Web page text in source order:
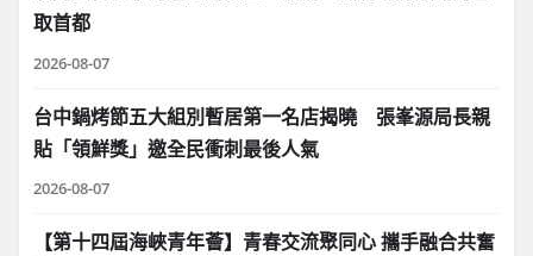
取首都
2026-08-07
台中鍋烤節五大組別暫居第一名店揭曉 張峯源局長親
貼「領鮮獎」邀全民衝刺最後人氣
2026-08-07
【第十四屆海峽青年薈】青春交流聚同心 攜手融合共奮